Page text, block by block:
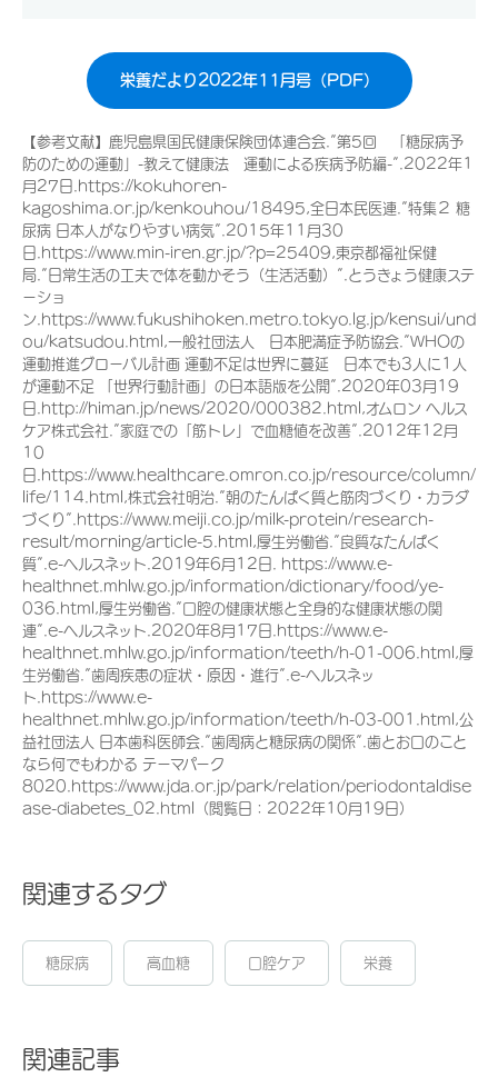
栄養だより2022年11月号（PDF）
【参考文献】鹿児島県国民健康保険団体連合会.”第5回 「糖尿病予
防のための運動」-教えて健康法 運動による疾病予防編-”.2022年1
月27日.https://kokuhoren-
kagoshima.or.jp/kenkouhou/18495,全日本民医連.”特集２ 糖
尿病 日本人がなりやすい病気”.2015年11月30
日.https://www.min-iren.gr.jp/?p=25409,東京都福祉保健
局.”日常生活の工夫で体を動かそう（生活活動）”.とうきょう健康ステ
ーショ
ン.https://www.fukushihoken.metro.tokyo.lg.jp/kensui/und
ou/katsudou.html,一般社団法人 日本肥満症予防協会.”WHOの
運動推進グローバル計画 運動不足は世界に蔓延 日本でも3人に1人
が運動不足 「世界行動計画」の日本語版を公開”.2020年03月19
日.http://himan.jp/news/2020/000382.html,オムロン ヘルス
ケア株式会社.”家庭での「筋トレ」で血糖値を改善”.2012年12月
10
日.https://www.healthcare.omron.co.jp/resource/column/
life/114.html,株式会社明治.”朝のたんぱく質と筋肉づくり・カラダ
づくり”.https://www.meiji.co.jp/milk-protein/research-
result/morning/article-5.html,厚生労働省.”良質なたんぱく
質”.e-ヘルスネット.2019年6月12日. https://www.e-
healthnet.mhlw.go.jp/information/dictionary/food/ye-
036.html,厚生労働省.”口腔の健康状態と全身的な健康状態の関
連”.e-ヘルスネット.2020年8月17日.https://www.e-
healthnet.mhlw.go.jp/information/teeth/h-01-006.html,厚
生労働省.”歯周疾患の症状・原因・進行”.e-ヘルスネッ
ト.https://www.e-
healthnet.mhlw.go.jp/information/teeth/h-03-001.html,公
益社団法人 日本歯科医師会.”歯周病と糖尿病の関係”.歯とお口のこと
なら何でもわかる テーマパーク
8020.https://www.jda.or.jp/park/relation/periodontaldise
ase-diabetes_02.html（閲覧日：2022年10月19日）
関連するタグ
糖尿病 高血糖 口腔ケア 栄養
関連記事